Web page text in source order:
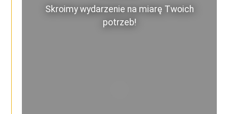
Skroimy wydarzenie na miarę Twoich
potrzeb!